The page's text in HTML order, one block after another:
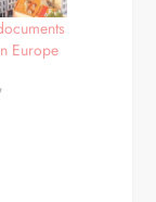
Europe